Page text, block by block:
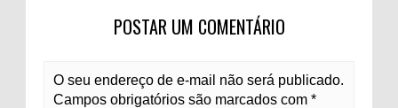
POSTAR UM COMENTÁRIO
O seu endereço de e-mail não será publicado.
Campos obrigatórios são marcados com *